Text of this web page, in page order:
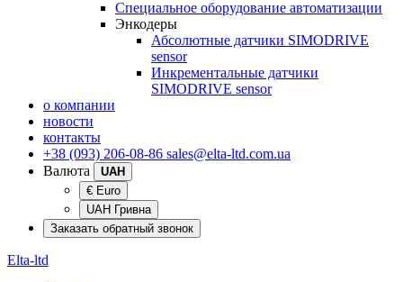
Специальное оборудование автоматизации
Энкодеры
Абсолютные датчики SIMODRIVE
sensor
Инкрементальные датчики
SIMODRIVE sensor
о компании
новости
контакты
+38 (093) 206-08-86 sales@elta-ltd.com.ua
Валюта
UAH
€ Euro
UAH Гривна
Заказать обратный звонок
Elta-ltd